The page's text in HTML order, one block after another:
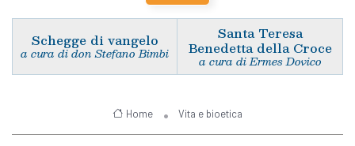
Schegge di vangelo
a cura di don Stefano Bimbi
Santa Teresa
Benedetta della Croce
a cura di Ermes Dovico
Home Vita e bioetica